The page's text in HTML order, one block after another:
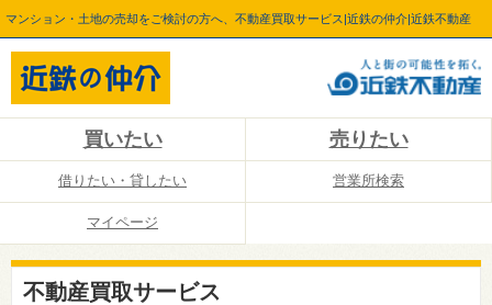
マンション・土地の売却をご検討の方へ、不動産買取サービス|近鉄の仲介|近鉄不動産
買いたい 売りたい
借りたい・貸したい 営業所検索
マイページ
不動産買取サービス